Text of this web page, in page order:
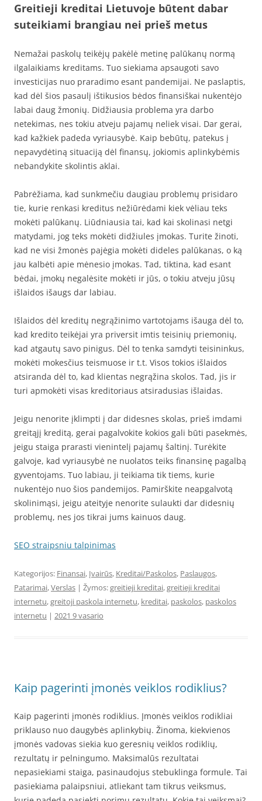
Greitieji kreditai Lietuvoje būtent dabar
suteikiami brangiau nei prieš metus
Nemažai paskolų teikėjų pakėlė metinę palūkanų normą
ilgalaikiams kreditams. Tuo siekiama apsaugoti savo
investicijas nuo praradimo esant pandemijai. Ne paslaptis,
kad dėl šios pasaulį ištikusios bėdos finansiškai nukentėjo
labai daug žmonių. Didžiausia problema yra darbo
netekimas, nes tokiu atveju pajamų neliek visai. Dar gerai,
kad kažkiek padeda vyriausybė. Kaip bebūtų, patekus į
nepavydėtiną situaciją dėl finansų, jokiomis aplinkybėmis
nebandykite skolintis aklai.
Pabrėžiama, kad sunkmečiu daugiau problemų prisidaro
tie, kurie renkasi kreditus nežiūrėdami kiek vėliau teks
mokėti palūkanų. Liūdniausia tai, kad kai skolinasi netgi
matydami, jog teks mokėti didžiules įmokas. Turite žinoti,
kad ne visi žmonės pajėgia mokėti dideles palūkanas, o ką
jau kalbėti apie mėnesio įmokas. Tad, tiktina, kad esant
bėdai, įmokų negalėsite mokėti ir jūs, o tokiu atveju jūsų
išlaidos išaugs dar labiau.
Išlaidos dėl kreditų negrąžinimo vartotojams išauga dėl to,
kad kredito teikėjai yra priversit imtis teisinių priemonių,
kad atgautų savo pinigus. Dėl to tenka samdyti teisininkus,
mokėti mokesčius teismuose ir t.t. Visos tokios išlaidos
atsiranda dėl to, kad klientas negrąžina skolos. Tad, jis ir
turi apmokėti visas kreditoriaus atsiradusias išlaidas.
Jeigu nenorite įklimpti į dar didesnes skolas, prieš imdami
greitąjį kreditą, gerai pagalvokite kokios gali būti pasekmės,
jeigu staiga prarasti vienintelį pajamų šaltinį. Turėkite
galvoje, kad vyriausybė ne nuolatos teiks finansinę pagalbą
gyventojams. Tuo labiau, ji teikiama tik tiems, kurie
nukentėjo nuo šios pandemijos. Pamirškite neapgalvotą
skolinimąsi, jeigu ateityje nenorite sulaukti dar didesnių
problemų, nes jos tikrai jums kainuos daug.
SEO straipsniu talpinimas
Kategorijos: Finansai, Įvairūs, Kreditai/Paskolos, Paslaugos,
Patarimai,Verslas | Žymos:greitieji kreditai,greitieji kreditai
internetu,greitoji paskola internetu, kreditai, paskolos, paskolos
internetu | 2021 9 vasario
Kaip pagerinti įmonės veiklos rodiklius?
Kaip pagerinti įmonės rodiklius. Įmonės veiklos rodikliai
priklauso nuo daugybės aplinkybių. Žinoma, kiekvienos
įmonės vadovas siekia kuo geresnių veiklos rodiklių,
rezultatų ir pelningumo. Maksimalūs rezultatai
nepasiekiami staiga, pasinaudojus stebuklinga formule. Tai
pasiekiama palaipsniui, atliekant tam tikrus veiksmus,